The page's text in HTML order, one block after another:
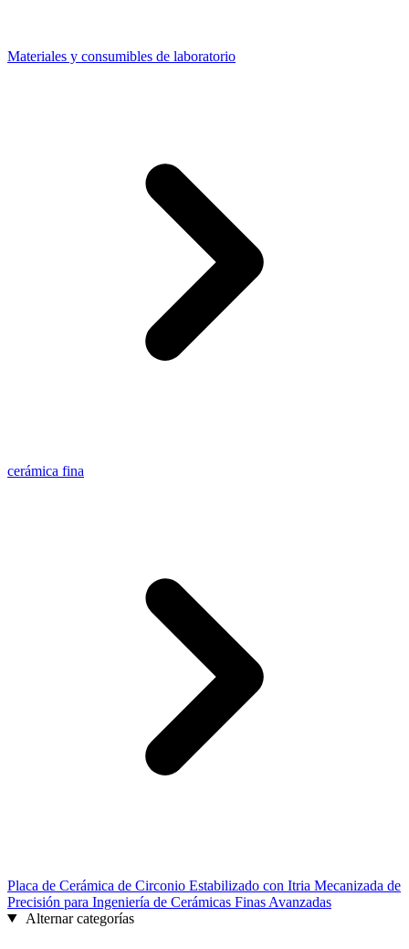
Materiales y consumibles de laboratorio
cerámica fina
Placa de Cerámica de Circonio Estabilizado con Itria Mecanizada de
Precisión para Ingeniería de Cerámicas Finas Avanzadas
Alternar categorías